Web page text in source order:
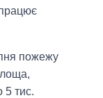
пожежу
5 тис.